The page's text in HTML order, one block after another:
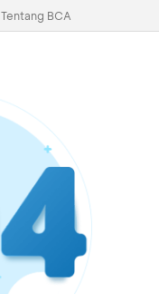
Tentang BCA